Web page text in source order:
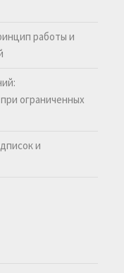
работы и
ограниченных
и